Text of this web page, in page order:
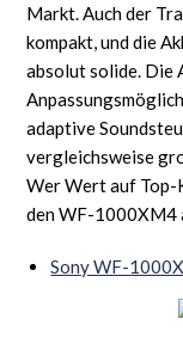
Markt. Auch der
kompakt, und die
absolut solide. Die
adaptive
vergleichsweise
Wer Wert auf Top-
den WF-1000XM4
Sony WF-